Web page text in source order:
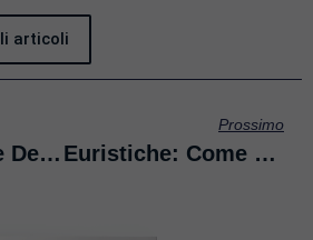
articoli
Segmentazione Del Mercato: 4 Semplici Mosse Per Segmentare Correttamente I Lead E I Clienti
Prossimo
Euristiche: Come Sfruttare Le Scorciatoie Mentali Per Vendere Di Più